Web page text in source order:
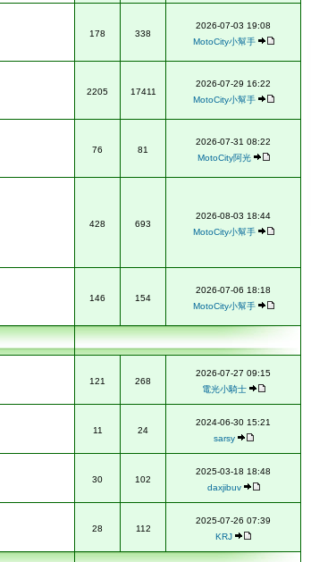
178 338
2026-07-03 19:08
MotoCity小幫手
2205 17411
2026-07-29 16:22
MotoCity小幫手
76 81
2026-07-31 08:22
MotoCity阿光
428 693
2026-08-03 18:44
MotoCity小幫手
146 154
2026-07-06 18:18
MotoCity小幫手
121 268
2026-07-27 09:15
電光小騎士
11 24
2024-06-30 15:21
sarsy
30 102
2025-03-18 18:48
daxjibuv
28 112
2025-07-26 07:39
KRJ